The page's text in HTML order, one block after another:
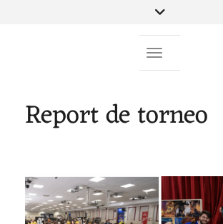
Toggle Navigation
Report de torneo